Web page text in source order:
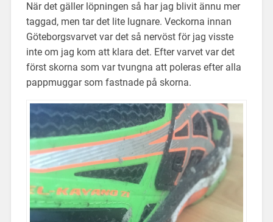
När det gäller löpningen så har jag blivit ännu mer
taggad, men tar det lite lugnare. Veckorna innan
Göteborgsvarvet var det så nervöst för jag visste
inte om jag kom att klara det. Efter varvet var det
först skorna som var tvungna att poleras efter alla
pappmuggar som fastnade på skorna.